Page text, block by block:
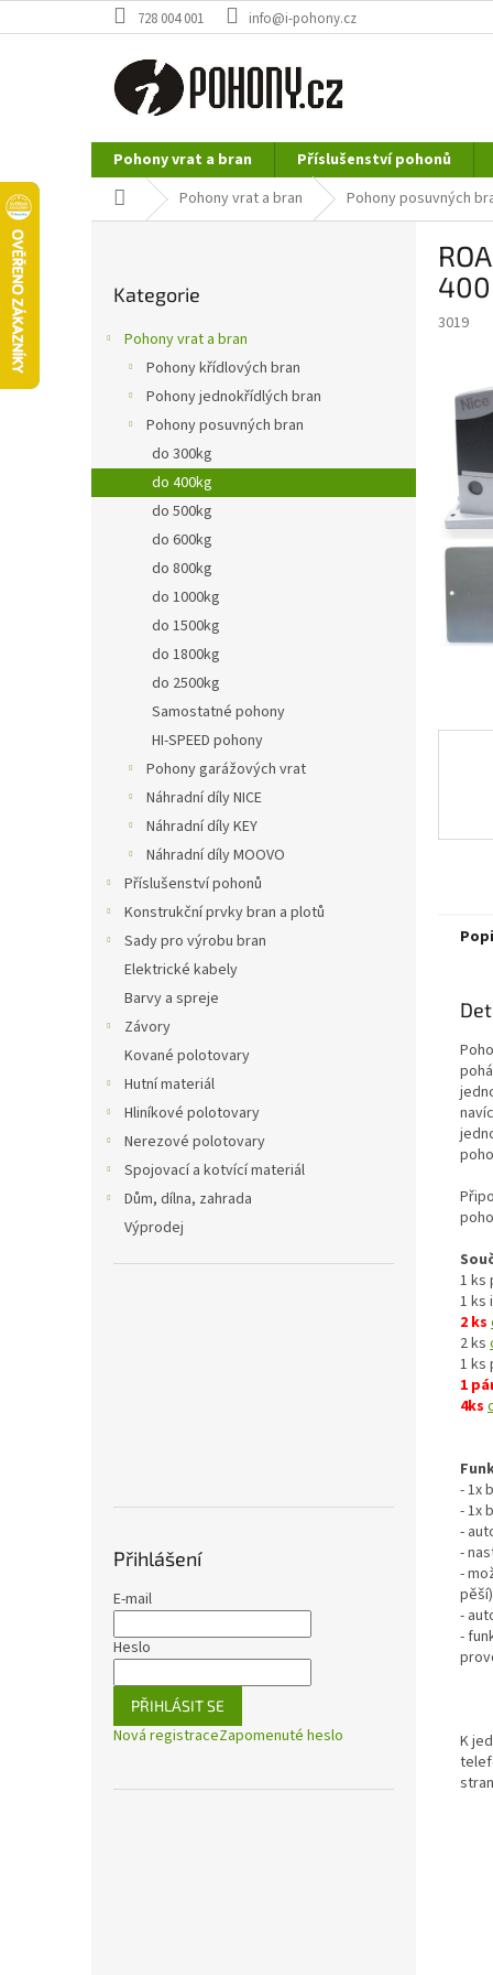
na
728 004 001 info@i-pohony.cz
Pohony vrat a bran
Příslušenství pohonů
Nerezové polotovary
Hutní materiál
Domů Pohony vrat a bran Pohony posuvných
a
n
kategorie
Kategorie
Pohony vrat a bran
Pohony křídlových bran
Pohony jednokřídlých bran
Pohony posuvných bran
do 300kg
do 400kg
do 500kg
do 600kg
do 800kg
do 1000kg
do 1500kg
do 1800kg
do 2500kg
Samostatné pohony
HI-SPEED pohony
Pohony garážových vrat
Náhradní díly NICE
Náhradní díly KEY
Náhradní díly MOOVO
Příslušenství pohonů
Konstrukční prvky bran a plotů
Sady pro výrobu bran
Elektrické kabely
Barvy a spreje
Závory
Kované polotovary
Hutní materiál
Hliníkové polotovary
Nerezové polotovary
Spojovací a kotvící materiál
Dům, dílna, zahrada
Výprodej
Přihlášení
E-mail
Heslo
PŘIHLÁSIT SE
Nová registraceZapomenuté heslo
3019
1 ks
1 ks
2 ks
2 ks
1 ks
1
4ks
- 1x
- 1x
-
-
-
pěší)
-
-
K